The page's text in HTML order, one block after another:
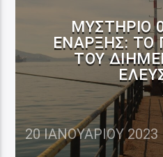
ΜΥΣΤΉΡΙΟ
ΈΝΑΡΞΗΣ:
ΤΟΥ
20 ΙΑΝΟΥΑΡΊΟΥ 2023